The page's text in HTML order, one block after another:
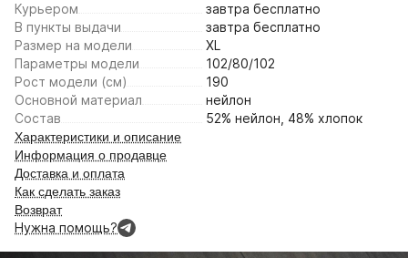
Курьером завтра бесплатно
В пункты выдачи
завтра бесплатно
Размер на модели
XL
Параметры модели
102/80/102
Рост модели (см)
190
Основной материал
нейлон
Состав
52% нейлон, 48% хлопок
Характеристики и описание
Информация о продавце
Доставка и оплата
Как сделать заказ
Возврат
Нужна помощь?